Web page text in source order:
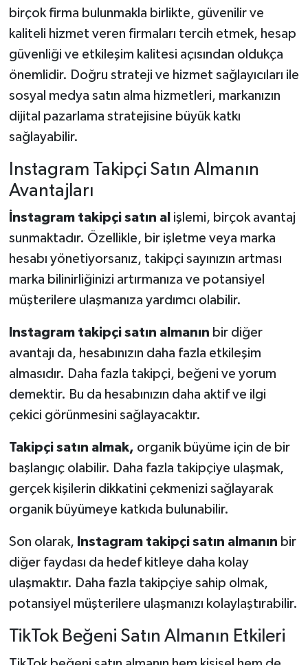
birçok firma bulunmakla birlikte, güvenilir ve
kaliteli hizmet veren firmaları tercih etmek, hesap
güvenliği ve etkileşim kalitesi açısından oldukça
önemlidir. Doğru strateji ve hizmet sağlayıcıları ile
sosyal medya satın alma hizmetleri, markanızın
dijital pazarlama stratejisine büyük katkı
sağlayabilir.
Instagram Takipçi Satın Almanın
Avantajları
İnstagram takipçi satın al işlemi, birçok avantaj
sunmaktadır. Özellikle, bir işletme veya marka
hesabı yönetiyorsanız, takipçi sayınızın artması
marka bilinirliğinizi artırmanıza ve potansiyel
müşterilere ulaşmanıza yardımcı olabilir.
Instagram takipçi satın almanın bir diğer
avantajı da, hesabınızın daha fazla etkileşim
almasıdır. Daha fazla takipçi, beğeni ve yorum
demektir. Bu da hesabınızın daha aktif ve ilgi
çekici görünmesini sağlayacaktır.
Takipçi satın almak, organik büyüme için de bir
başlangıç olabilir. Daha fazla takipçiye ulaşmak,
gerçek kişilerin dikkatini çekmenizi sağlayarak
organik büyümeye katkıda bulunabilir.
Son olarak, Instagram takipçi satın almanın bir
diğer faydası da hedef kitleye daha kolay
ulaşmaktır. Daha fazla takipçiye sahip olmak,
potansiyel müşterilere ulaşmanızı kolaylaştırabilir.
TikTok Beğeni Satın Almanın Etkileri